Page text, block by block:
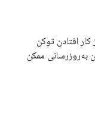
افتادن توکن
به‌روزرسانی ممکن